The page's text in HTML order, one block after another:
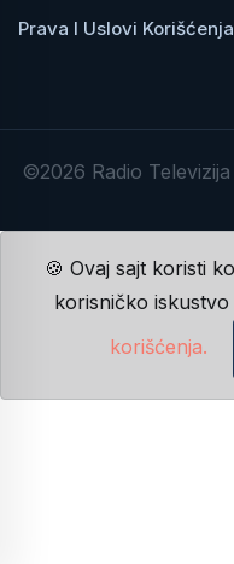
Prava I Uslovi Korišćenja
©2026 Radio
🍪 Ovaj sajt koristi
korisničko iskustvo
korišćenja.